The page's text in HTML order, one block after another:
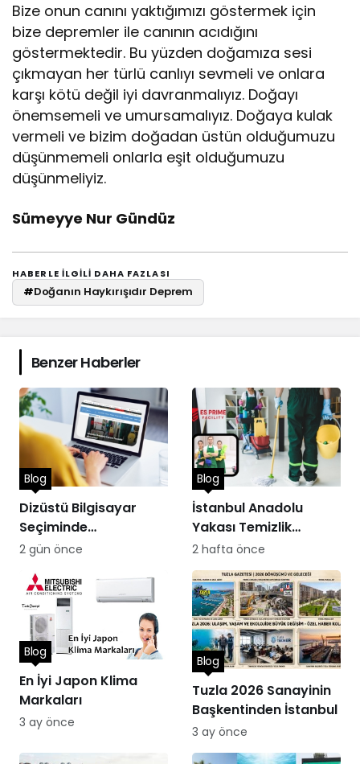
Bize onun canını yaktığımızı göstermek için
bize depremler ile canının acıdığını
göstermektedir. Bu yüzden doğamıza sesi
çıkmayan her türlü canlıyı sevmeli ve onlara
karşı kötü değil iyi davranmalıyız. Doğayı
önemsemeli ve umursamalıyız. Doğaya kulak
vermeli ve bizim doğadan üstün olduğumuzu
düşünmemeli onlarla eşit olduğumuzu
düşünmeliyiz.
Sümeyye Nur Gündüz
HABERLE ILGILI DAHA FAZLASI
#Doğanın Haykırışıdır Deprem
Benzer Haberler
Dizüstü Bilgisayar
Seçiminde
Performans
Blog
2 gün önce
İstanbul Anadolu
Yakası Temizlik
Hizmetleri
Blog
2 hafta önce
En İyi Japon Klima
Markaları
Blog
3 ay önce
Tuzla 2026 Sanayinin
Başkentinden İstanbul
Blog
3 ay önce